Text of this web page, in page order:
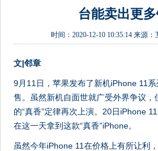
台能卖出更
时间：2020-12-10 10:35:14 来源：
文|邻章
9月11日，苹果发布了新机iPhone 11
售。虽然新机自面世就广受外界争议
的“真香”定律再次上演。20日iPhone
在这一天拿到这款“真香”iPhone。
虽然今年iPhone 11在价格上有所让利